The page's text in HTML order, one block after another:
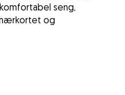
seng,
og